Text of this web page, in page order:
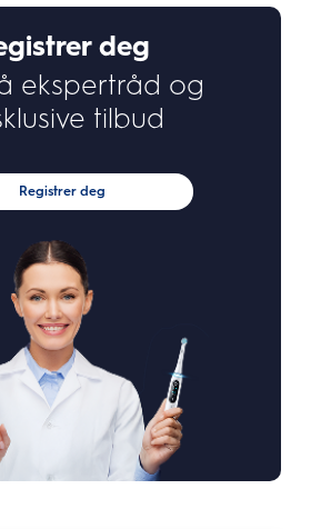
deg
ekspertråd og
tilbud
Registrer deg